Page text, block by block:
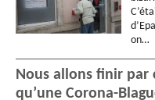
on…
Nous allons finir par
qu’une Corona-